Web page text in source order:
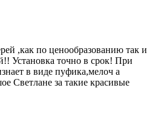
,как по ценообразованию так и
Установка точно в срок! При
в виде пуфика,мелоч а
Светлане за такие красивые